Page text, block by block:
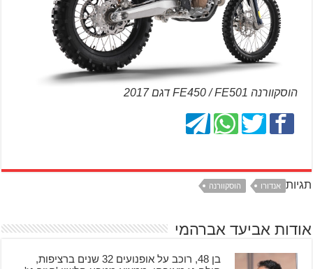
הוסקוורנה FE450 / FE501 דגם 2017
תגיות אנדורו הוסקוורנה
אודות אביעד אברהמי
בן 48, רוכב על אופנועים 32 שנים ברציפות,